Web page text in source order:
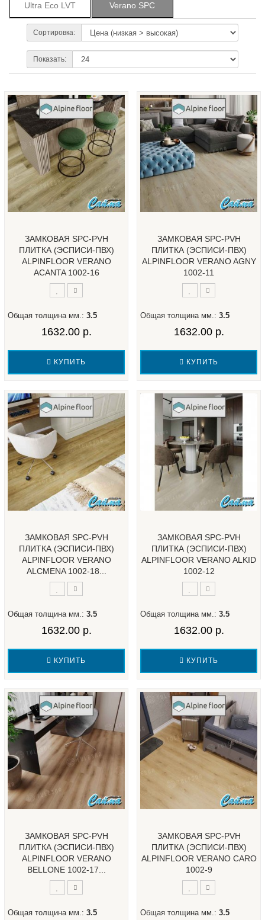
Ultra Eco LVT Verano SPC
Сортировка:
Показать:
ЗАМКОВАЯ SPC-PVH
ПЛИТКА (ЭСПИСИ-ПВХ)
ALPINFLOOR VERANO
ACANTA 1002-16
Общая толщина мм.: 3.5
1632.00 р.
КУПИТЬ
ЗАМКОВАЯ SPC-PVH
ПЛИТКА (ЭСПИСИ-ПВХ)
ALPINFLOOR VERANO AGNY
1002-11
Общая толщина мм.: 3.5
1632.00 р.
КУПИТЬ
ЗАМКОВАЯ SPC-PVH
ПЛИТКА (ЭСПИСИ-ПВХ)
ALPINFLOOR VERANO
ALCMENA 1002-18...
Общая толщина мм.: 3.5
1632.00 р.
КУПИТЬ
ЗАМКОВАЯ SPC-PVH
ПЛИТКА (ЭСПИСИ-ПВХ)
ALPINFLOOR VERANO ALKID
1002-12
Общая толщина мм.: 3.5
1632.00 р.
КУПИТЬ
ЗАМКОВАЯ SPC-PVH
ПЛИТКА (ЭСПИСИ-ПВХ)
ALPINFLOOR VERANO
BELLONE 1002-17...
Общая толщина мм.: 3.5
ЗАМКОВАЯ SPC-PVH
ПЛИТКА (ЭСПИСИ-ПВХ)
ALPINFLOOR VERANO CARO
1002-9
Общая толщина мм.: 3.5